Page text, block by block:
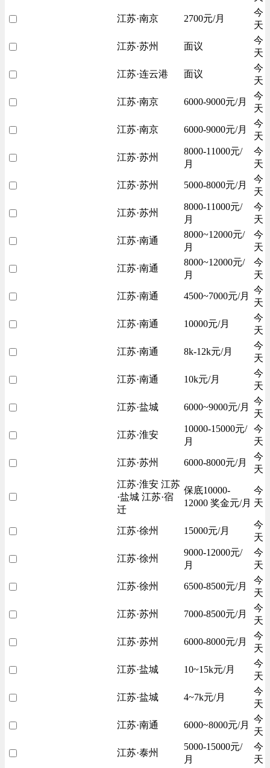
江苏·南京 2700元/月
今
天
江苏·苏州 面议
今
天
江苏·连云港 面议
今
天
江苏·南京 6000-9000元/月
今
天
江苏·南京 6000-9000元/月
今
天
江苏·苏州
8000-11000元/
月
今
天
江苏·苏州 5000-8000元/月
今
天
江苏·苏州
8000-11000元/
月
今
天
江苏·南通
8000~12000元/
月
今
天
江苏·南通
8000~12000元/
月
今
天
江苏·南通 4500~7000元/月
今
天
江苏·南通 10000元/月
今
天
江苏·南通 8k-12k元/月
今
天
江苏·南通 10k元/月
今
天
江苏·盐城 6000~9000元/月
今
天
江苏·淮安
10000-15000元/
月
今
天
江苏·苏州 6000-8000元/月
今
天
江苏·淮安 江苏
·盐城 江苏·宿
迁
保底10000-
12000 奖金元/月
今
天
江苏·徐州 15000元/月
今
天
江苏·徐州
9000-12000元/
月
今
天
江苏·徐州 6500-8500元/月
今
天
江苏·苏州 7000-8500元/月
今
天
江苏·苏州 6000-8000元/月
今
天
江苏·盐城 10~15k元/月
今
天
江苏·盐城 4~7k元/月
今
天
江苏·南通 6000~8000元/月
今
天
江苏·泰州
5000-15000元/
月
今
天